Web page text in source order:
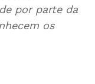
por parte da
os